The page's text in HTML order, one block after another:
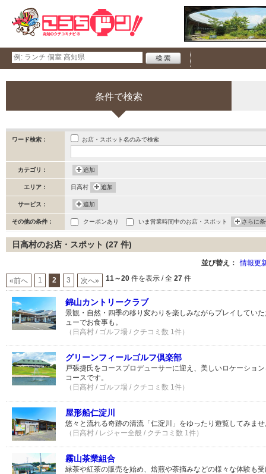
条件で検索
ワード検索： お店・スポット名のみで検索
カテゴリ： 追加
エリア： 日高村 追加
サービス： 追加
その他の条件： クーポンあり いま営業時間中のお店・スポット さらに
日高村のお店・スポット (27 件)
並び替え： 情報更
«前へ 1 2 3 次へ» 11～20 件を表示 / 全 27 件
錦山カントリークラブ
景観・自然・四季の移り変わりを楽しみながらプレイしてい
ューでお食事も。
（日高村 / ゴルフ場 / クチコミ数 1件）
グリーンフィールゴルフ倶楽部
戸張捷氏をコースプロデューサーに迎え、美しいロケーショ
コースです。
（日高村 / ゴルフ場 / クチコミ数 1件）
屋形船仁淀川
悠々と流れる奇跡の清流「仁淀川」をゆったり遊覧してみま
（日高村 / レジャー全般 / クチコミ数 1件）
霧山茶業組合
緑茶や紅茶の販売を始め、焙煎や茶摘みなどの様々な体験も